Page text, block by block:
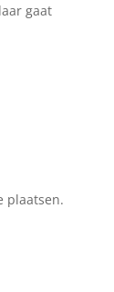
gaat
plaatsen.